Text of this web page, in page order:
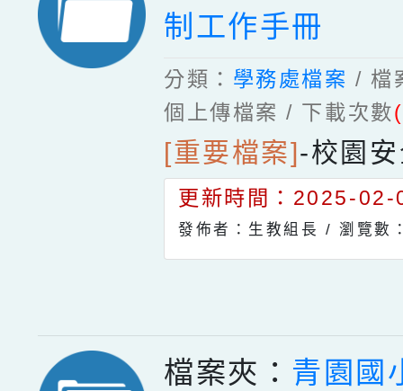
制工作手冊
分類： 學務處檔案 / 檔
個上傳檔案 / 下載次數
[重要檔案]-校園
更新時間：2025-
發佈者：生教組長 /瀏覽數
檔案夾： 青園國